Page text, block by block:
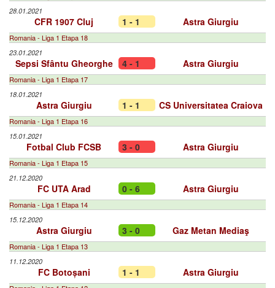
28.01.2021
CFR 1907 Cluj 1 - 1 Astra Giurgiu
Romania - Liga 1 Etapa 18
23.01.2021
Sepsi Sfântu Gheorghe 4 - 1 Astra Giurgiu
Romania - Liga 1 Etapa 17
18.01.2021
Astra Giurgiu 1 - 1 CS Universitatea Craiova
Romania - Liga 1 Etapa 16
15.01.2021
Fotbal Club FCSB 3 - 0 Astra Giurgiu
Romania - Liga 1 Etapa 15
21.12.2020
FC UTA Arad 0 - 6 Astra Giurgiu
Romania - Liga 1 Etapa 14
15.12.2020
Astra Giurgiu 3 - 0 Gaz Metan Mediaş
Romania - Liga 1 Etapa 13
11.12.2020
FC Botoșani 1 - 1 Astra Giurgiu